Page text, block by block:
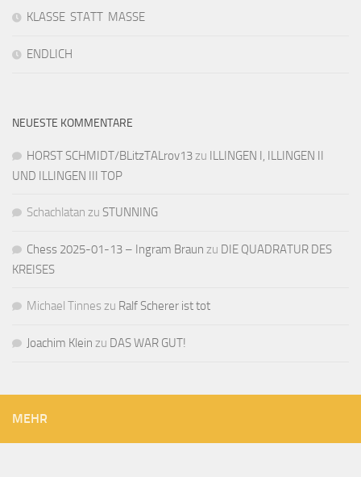
KLASSE STATT MASSE
ENDLICH
NEUESTE KOMMENTARE
HORST SCHMIDT/BLitzTALrov13zu ILLINGEN I, ILLINGEN II
UND ILLINGEN III TOP
Schachlatan zu STUNNING
Chess 2025-01-13 – Ingram Braun zu DIE QUADRATUR DES
KREISES
Michael Tinnes zu Ralf Scherer ist tot
Joachim Klein zu DAS WAR GUT!
MEHR